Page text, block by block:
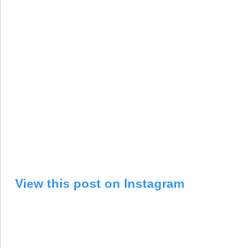
View this post on Instagram